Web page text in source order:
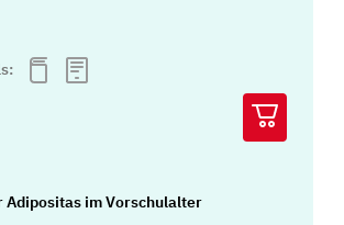
Adipositas im Vorschulalter